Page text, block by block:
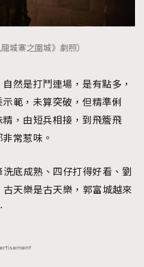
城寨之圍城》劇照）
然是打鬥連場，是有點多，
範，未算突破，但精準俐
，由短兵相接，到飛簷飛
常惹味。
底成熟、四仔打得好看、劉
天樂是古天樂，郭富城越來